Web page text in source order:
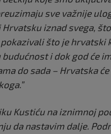
sve važnije
iznad svega,
što je hrvatski
i dok god će
do sada – Hrvatska
Kustiću na iznimnoj
da nastavim dalje.